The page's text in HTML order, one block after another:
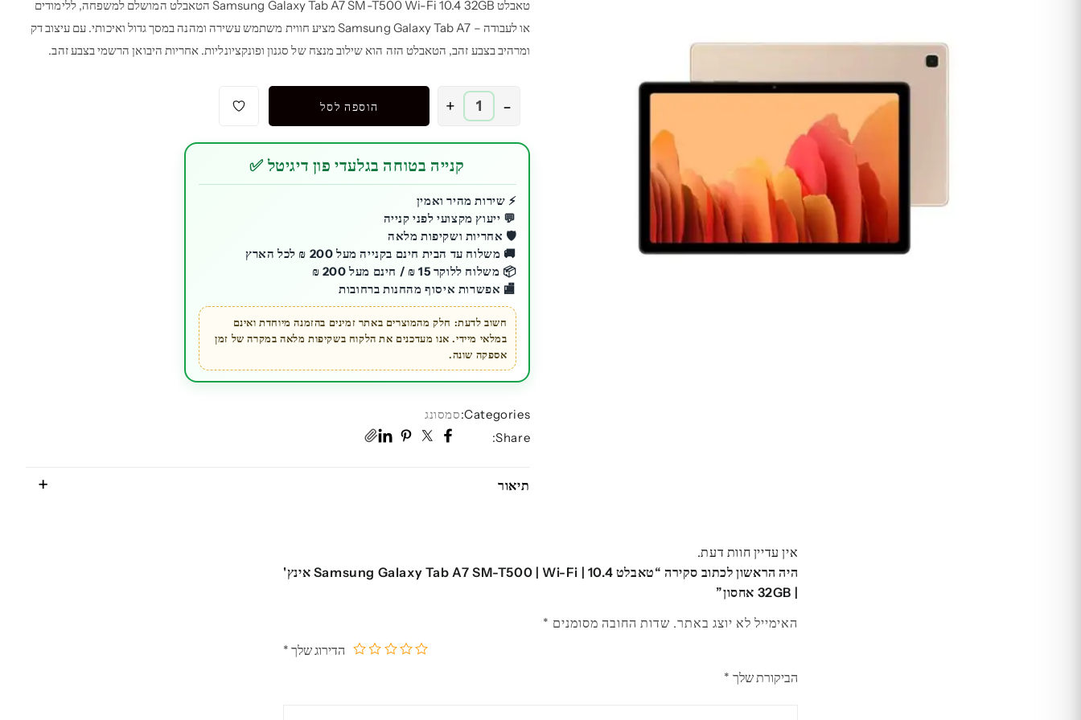
טאבלט Samsung Galaxy Tab A7 SM-T500 Wi-Fi 10.4 32GB הטאבלט המושלם למשפחה, ללימודים
או לעבודה – Samsung Galaxy Tab A7 מציע חווית משתמש עשירה ומהנה במסך גדול ואיכותי. עם עיצוב דק
ומרהיב בצבע זהב, הטאבלט הזה הוא שילוב מנצח של סגנון ופונקציונליות. אחריות היבואן הרשמי בצבע זהב.
- כמות
של
טאבלט
Samsung
Galaxy
Tab
A7
SM-
T500
|
Fi
|
10.4
אינץ'
32GB
אחסון
+ הוספה לסל
קנייה בטוחה בגלעדי פון דיגיטל ✅
⚡ שירות מהיר ואמין
💬 ייעוץ מקצועי לפני קנייה
🛡️ אחריות ושקיפות מלאה
🚚 משלוח עד הבית חינם בקנייה מעל 200 ₪ לכל הארץ
📦 משלוח ללוקר 15 ₪ / חינם מעל 200 ₪
🏬 אפשרות איסוף מהחנות ברחובות
חשוב לדעת: חלק מהמוצרים באתר זמינים בהזמנה מיוחדת ואינם
במלאי מיידי. אנו מעדכנים את הלקוח בשקיפות מלאה במקרה של זמן
אספקה שונה.
Categories: סמסונג
Share:
תיאור
אין עדיין חוות דעת.
היה הראשון לכתוב סקירה “טאבלט Samsung Galaxy Tab A7 SM-T500 | Wi-Fi | 10.4 אינץ'
| 32GB אחסון”
האימייל לא יוצג באתר. שדות החובה מסומנים *
הדירוג שלך *
הביקורת שלך *